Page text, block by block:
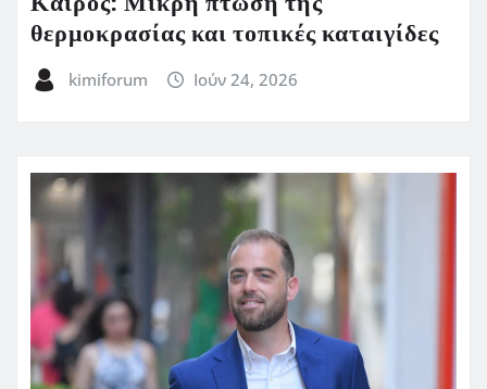
θερμοκρασίας και τοπικές καταιγίδες
kimiforum Ιούν 24, 2026